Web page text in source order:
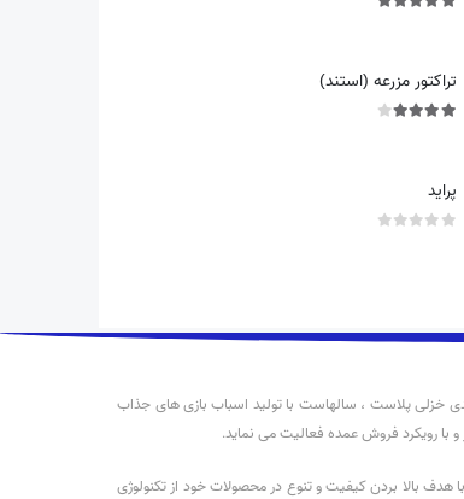
تراکتور مزرعه (استند)
پراید
خزلی پلاست ، سالهاست با تولید اسباب بازی های جذاب
و با رویکرد فروش عمده فعالیت می نماید.
هدف بالا بردن کیفیت و تنوع در محصولات خود از تکنولوژی